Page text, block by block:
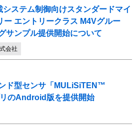
ステム制御向けスタンダードマイ
エントリークラス M4Vグルー
サンプル提供開始について
会社
ド型センサ「MULiSiTEN™
のAndroid版を提供開始